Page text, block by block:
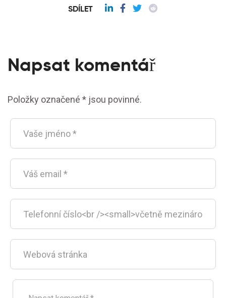
SDÍLET
Napsat komentář
Položky označené * jsou povinné.